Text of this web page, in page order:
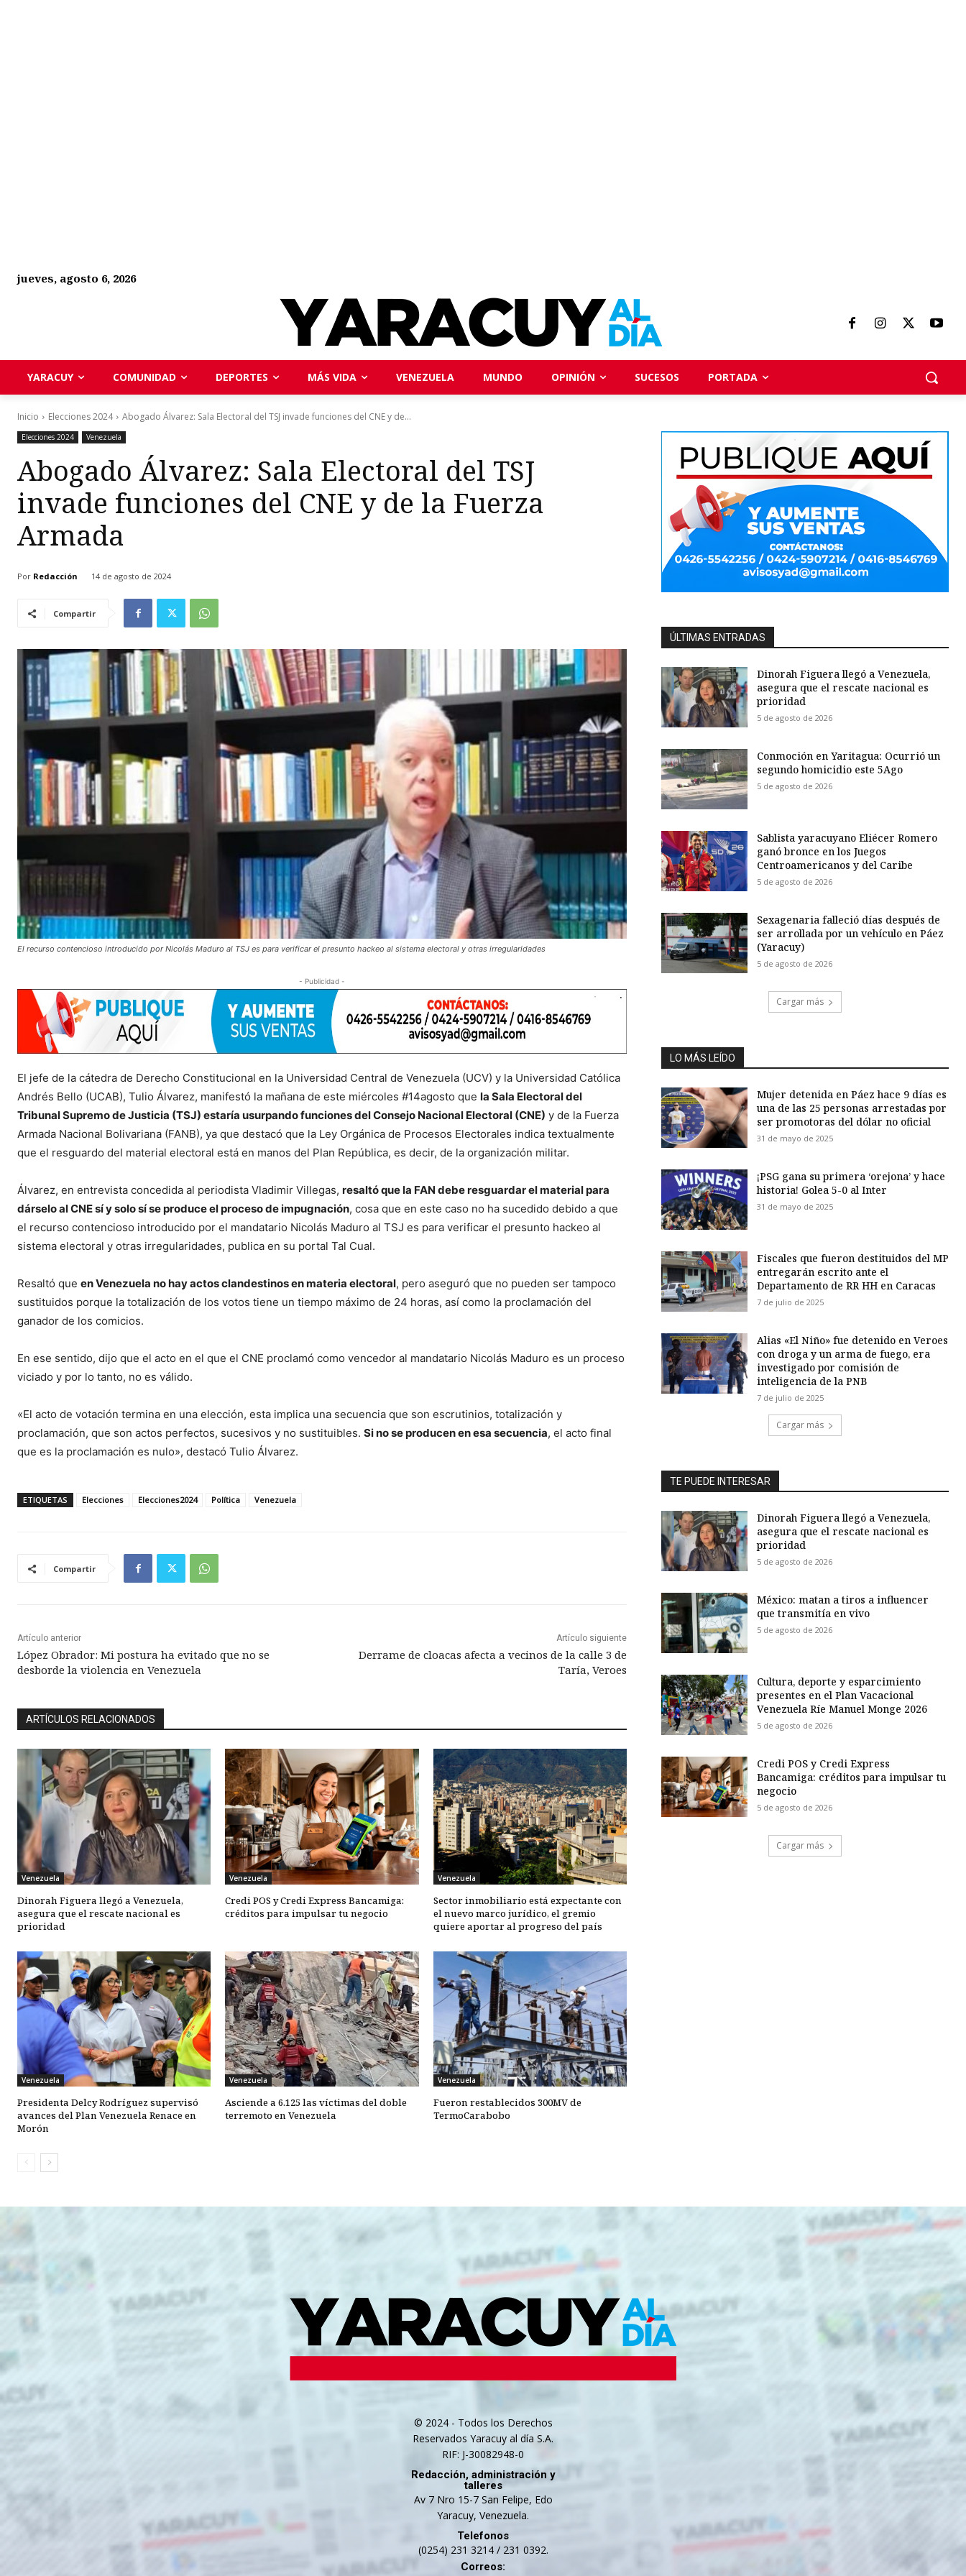
jueves, agosto 6, 2026
YARACUY COMUNIDAD DEPORTES MÁS VIDA VENEZUELA MUNDO OPINIÓN SUCESOS PORTADA
Inicio Elecciones 2024 Abogado Álvarez: Sala Electoral del TSJ invade funciones del CNE y de...
Elecciones 2024 Venezuela
Abogado Álvarez: Sala Electoral del TSJ
invade funciones del CNE y de la Fuerza
Armada
Por Redacción 14 de agosto de 2024
Compartir
El recurso contencioso introducido por Nicolás Maduro al TSJ es para verificar el presunto hackeo al sistema electoral y otras irregularidades
- Publicidad -
El jefe de la cátedra de Derecho Constitucional en la Universidad Central de Venezuela (UCV) y la Universidad Católica
Andrés Bello (UCAB), Tulio Álvarez, manifestó la mañana de este miércoles #14agosto que la Sala Electoral del
Tribunal Supremo de Justicia (TSJ) estaría usurpando funciones del Consejo Nacional Electoral (CNE) y de la Fuerza
Armada Nacional Bolivariana (FANB), ya que destacó que la Ley Orgánica de Procesos Electorales indica textualmente
que el resguardo del material electoral está en manos del Plan República, es decir, de la organización militar.
Álvarez, en entrevista concedida al periodista Vladimir Villegas, resaltó que la FAN debe resguardar el material para
dárselo al CNE sí y solo sí se produce el proceso de impugnación, cosa que en este caso no ha sucedido debido a que
el recurso contencioso introducido por el mandatario Nicolás Maduro al TSJ es para verificar el presunto hackeo al
sistema electoral y otras irregularidades, publica en su portal Tal Cual.
Resaltó que en Venezuela no hay actos clandestinos en materia electoral, pero aseguró que no pueden ser tampoco
sustituidos porque la totalización de los votos tiene un tiempo máximo de 24 horas, así como la proclamación del
ganador de los comicios.
En ese sentido, dijo que el acto en el que el CNE proclamó como vencedor al mandatario Nicolás Maduro es un proceso
viciado y por lo tanto, no es válido.
«El acto de votación termina en una elección, esta implica una secuencia que son escrutinios, totalización y
proclamación, que son actos perfectos, sucesivos y no sustituibles. Si no se producen en esa secuencia, el acto final
que es la proclamación es nulo», destacó Tulio Álvarez.
ETIQUETAS Elecciones Elecciones2024 Política Venezuela
Compartir
Artículo anterior
López Obrador: Mi postura ha evitado que no se
desborde la violencia en Venezuela
Artículo siguiente
Derrame de cloacas afecta a vecinos de la calle 3 de
Taría, Veroes
ARTÍCULOS RELACIONADOS
Venezuela
Dinorah Figuera llegó a Venezuela,
asegura que el rescate nacional es
prioridad
Venezuela
Credi POS y Credi Express Bancamiga:
créditos para impulsar tu negocio
Venezuela
Sector inmobiliario está expectante con
el nuevo marco jurídico, el gremio
quiere aportar al progreso del país
Venezuela
Presidenta Delcy Rodríguez supervisó
avances del Plan Venezuela Renace en
Morón
Venezuela
Asciende a 6.125 las víctimas del doble
terremoto en Venezuela
Venezuela
Fueron restablecidos 300MV de
TermoCarabobo
ÚLTIMAS ENTRADAS
Dinorah Figuera llegó a Venezuela,
asegura que el rescate nacional es
prioridad
5 de agosto de 2026
Conmoción en Yaritagua: Ocurrió un
segundo homicidio este 5Ago
5 de agosto de 2026
Sablista yaracuyano Eliécer Romero
ganó bronce en los Juegos
Centroamericanos y del Caribe
5 de agosto de 2026
Sexagenaria falleció días después de
ser arrollada por un vehículo en Páez
(Yaracuy)
5 de agosto de 2026
Cargar más
LO MÁS LEÍDO
Mujer detenida en Páez hace 9 días es
una de las 25 personas arrestadas por
ser promotoras del dólar no oficial
31 de mayo de 2025
¡PSG gana su primera ‘orejona’ y hace
historia! Golea 5-0 al Inter
31 de mayo de 2025
Fiscales que fueron destituidos del MP
entregarán escrito ante el
Departamento de RR HH en Caracas
7 de julio de 2025
Alias «El Niño» fue detenido en Veroes
con droga y un arma de fuego, era
investigado por comisión de
inteligencia de la PNB
7 de julio de 2025
Cargar más
TE PUEDE INTERESAR
Dinorah Figuera llegó a Venezuela,
asegura que el rescate nacional es
prioridad
5 de agosto de 2026
México: matan a tiros a influencer
que transmitía en vivo
5 de agosto de 2026
Cultura, deporte y esparcimiento
presentes en el Plan Vacacional
Venezuela Ríe Manuel Monge 2026
5 de agosto de 2026
Credi POS y Credi Express
Bancamiga: créditos para impulsar tu
negocio
5 de agosto de 2026
Cargar más
© 2024 - Todos los Derechos
Reservados Yaracuy al día S.A.
RIF: J-30082948-0
Redacción, administración y
talleres
Av 7 Nro 15-7 San Felipe, Edo
Yaracuy, Venezuela.
Telefonos
(0254) 231 3214 / 231 0392.
Correos: